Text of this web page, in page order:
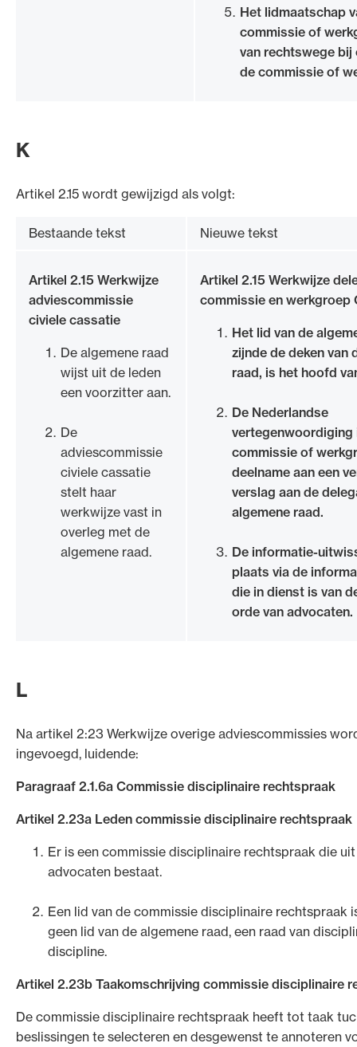
Het lidmaatschap
commissie of
van rechtswege bij
de commissie of
K
Artikel 2.15 wordt gewijzigd als volgt:
Bestaande tekst Nieuwe tekst
Artikel 2.15 Werkwijze
adviescommissie
civiele cassatie
De algemene raad
wijst uit de leden
een voorzitter aan.
De
adviescommissie
civiele cassatie
stelt haar
werkwijze vast in
overleg met de
algemene raad.
Artikel 2.15 Werkwijze
commissie en werkgroep
Het lid van de
zijnde de deken van
raad, is het hoofd
De Nederlandse
vertegenwoordiging
commissie of
deelname aan een
verslag aan de
algemene raad.
De informatie-
plaats via de
die in dienst is van
orde van advocaten.
L
Na artikel 2:23 Werkwijze overige adviescommissies
ingevoegd, luidende:
Paragraaf 2.1.6a Commissie disciplinaire rechtspraak
Artikel 2.23a Leden commissie disciplinaire rechtspraak
Er is een commissie disciplinaire rechtspraak die
advocaten bestaat.
Een lid van de commissie disciplinaire rechtspraak
geen lid van de algemene raad, een raad van
discipline.
Artikel 2.23b Taakomschrijving commissie disciplinaire
De commissie disciplinaire rechtspraak heeft tot taak
beslissingen te selecteren en desgewenst te annoteren